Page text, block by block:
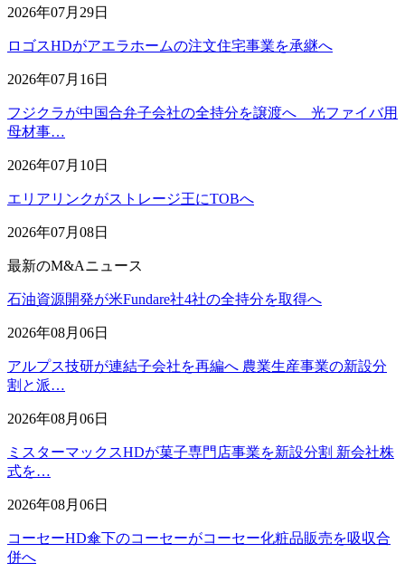
2026年07月29日
ロゴスHDがアエラホームの注文住宅事業を承継へ
2026年07月16日
フジクラが中国合弁子会社の全持分を譲渡へ 光ファイバ用
母材事…
2026年07月10日
エリアリンクがストレージ王にTOBへ
2026年07月08日
最新のM&Aニュース
石油資源開発が米Fundare社4社の全持分を取得へ
2026年08月06日
アルプス技研が連結子会社を再編へ 農業生産事業の新設分
割と派…
2026年08月06日
ミスターマックスHDが菓子専門店事業を新設分割 新会社株
式を…
2026年08月06日
コーセーHD傘下のコーセーがコーセー化粧品販売を吸収合
併へ